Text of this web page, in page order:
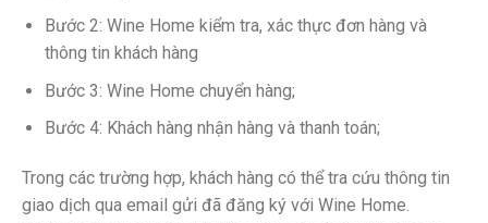
Bước 2: Wine Home kiểm tra, xác thực đơn hàng và
thông tin khách hàng
Bước 3: Wine Home chuyển hàng;
Bước 4: Khách hàng nhận hàng và thanh toán;
Trong các trường hợp, khách hàng có thể tra cứu thông tin
giao dịch qua email gửi đã đăng ký với Wine Home.